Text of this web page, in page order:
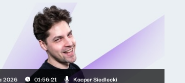
2026 01:56:21 Kacper Siedlecki